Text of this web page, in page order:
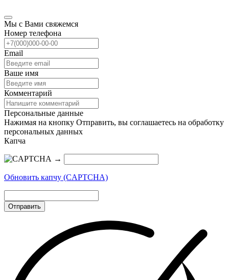
Мы с Вами свяжемся
Номер телефона
Email
Ваше имя
Комментарий
Персональные данные
Нажимая на кнопку Отправить, вы соглашаетесь на обработку
персональных данных
Капча
→
Обновить капчу (CAPTCHA)
Отправить